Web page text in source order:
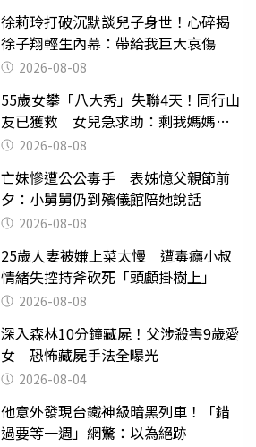
徐莉玲打破沉默談兒子身世！心碎揭
徐子翔輕生內幕：帶給我巨大哀傷
2026-08-08
55歲女攀「八大秀」失聯4天！同行山
友已獲救 女兒急求助：剩我媽媽還
沒找到
2026-08-08
亡妹慘遭公公毒手 表姊憶父親節前
夕：小舅舅仍到殯儀館陪她說話
2026-08-08
25歲人妻被嫌上菜太慢 遭毒癮小叔
情緒失控持斧砍死「頭顱掛樹上」
2026-08-08
深入森林10分鐘藏屍！父涉殺害9歲愛
女 恐怖藏屍手法全曝光
2026-08-04
他意外發現台鐵神級暗黑列車！「錯
過要等一週」網驚：以為絕跡